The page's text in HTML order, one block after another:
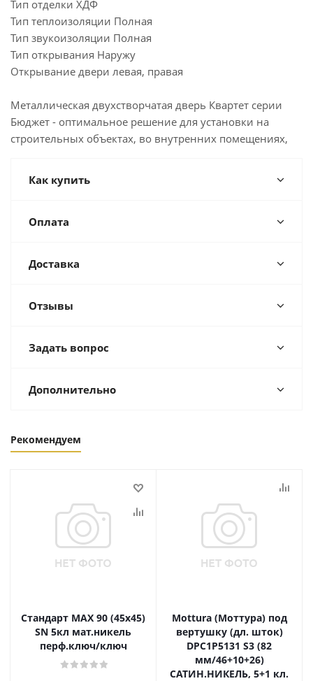
Тип отделки ХДФ
Тип теплоизоляции Полная
Тип звукоизоляции Полная
Тип открывания Наружу
Открывание двери левая, правая
Металлическая двухстворчатая дверь Квартет серии
Бюджет - оптимальное решение для установки на
строительных объектах, во внутренних помещениях,
Как купить
Оплата
Доставка
Отзывы
Задать вопрос
Дополнительно
Рекомендуем
Стандарт MAX 90 (45х45)
SN 5кл мат.никель
перф.ключ/ключ
Mottura (Моттура) под
вертушку (дл. шток)
DPC1P5131 S3 (82
мм/46+10+26)
САТИН.НИКЕЛЬ, 5+1 кл.